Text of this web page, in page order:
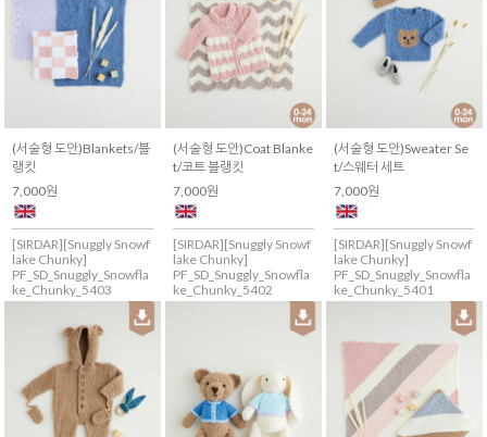
(서술형 도안)Blankets/블
랭킷
7,000원
[SIRDAR][Snuggly Snowf
lake Chunky]
PF_SD_Snuggly_Snowfla
ke_Chunky_5403
(서술형 도안)Coat Blanke
t/코트 블랭킷
7,000원
[SIRDAR][Snuggly Snowf
lake Chunky]
PF_SD_Snuggly_Snowfla
ke_Chunky_5402
(서술형 도안)Sweater Se
t/스웨터 세트
7,000원
[SIRDAR][Snuggly Snowf
lake Chunky]
PF_SD_Snuggly_Snowfla
ke_Chunky_5401